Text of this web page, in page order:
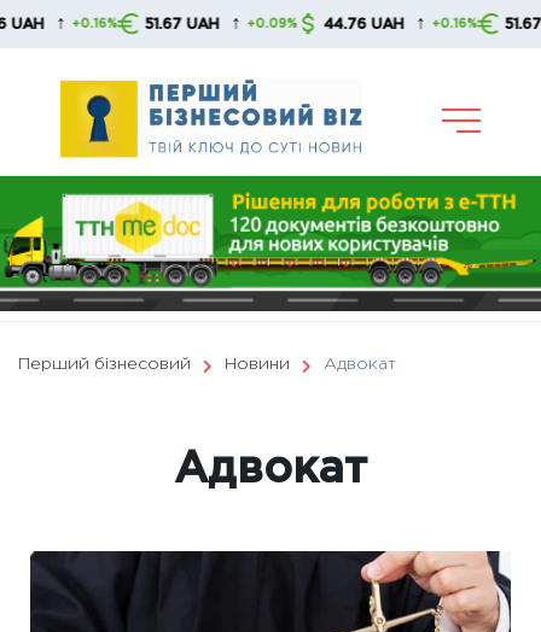
Skip
51.67 UAH ↑ +0.09% 44.76 UAH ↑ +0.16% 51.67 UAH ↑
Перший бізнесовий Новини Адвокат
Адвокат